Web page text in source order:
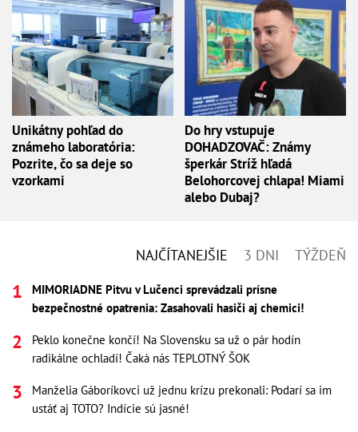
Unikátny pohľad do
známeho laboratória:
Pozrite, čo sa deje so
vzorkami
Do hry vstupuje
DOHADZOVAČ: Známy
šperkár Stríž hľadá
Belohorcovej chlapa! Miami
alebo Dubaj?
NAJČÍTANEJŠIE 3 DNI TÝŽDEŇ
MIMORIADNE Pitvu v Lučenci sprevádzali prísne
bezpečnostné opatrenia: Zasahovali hasiči aj chemici!
Peklo konečne končí! Na Slovensku sa už o pár hodín
radikálne ochladí! Čaká nás TEPLOTNÝ ŠOK
Manželia Gáboríkovci už jednu krízu prekonali: Podarí sa im
ustáť aj TOTO? Indície sú jasné!